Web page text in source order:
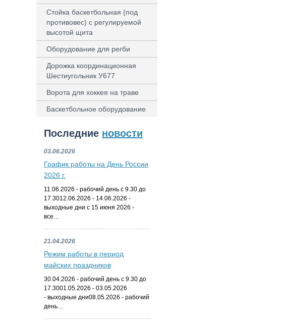
Стойка баскетбольная (под
противовес) с регулируемой
высотой щита
Оборудование для регби
Дорожка координационная
Шестиугольник У677
Ворота для хоккея на траве
Баскетбольное оборудование
Последние новости
03.06.2026
График работы на День России
2026 г.
11.06.2026 - рабочий день с 9.30 до
17.3012.06.2026 - 14.06.2026 -
выходные дни с 15 июня 2026 -
все…
21.04.2026
Режим работы в период
майских праздников
30.04.2026 - рабочий день с 9.30 до
17.3001.05.2026 - 03.05.2026
- выходные дни08.05.2026 - рабочий
день…